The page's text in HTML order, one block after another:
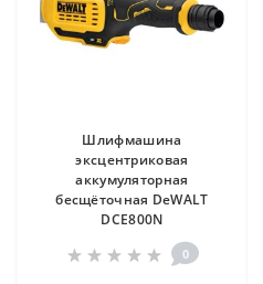
Шлифмашина
эксцентриковая
аккумуляторная
бесщёточная DeWALT
DCE800N
0